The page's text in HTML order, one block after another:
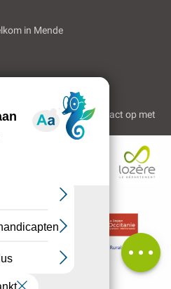
Beoordelingen
in Mende
zijn wij? Neem contact op met